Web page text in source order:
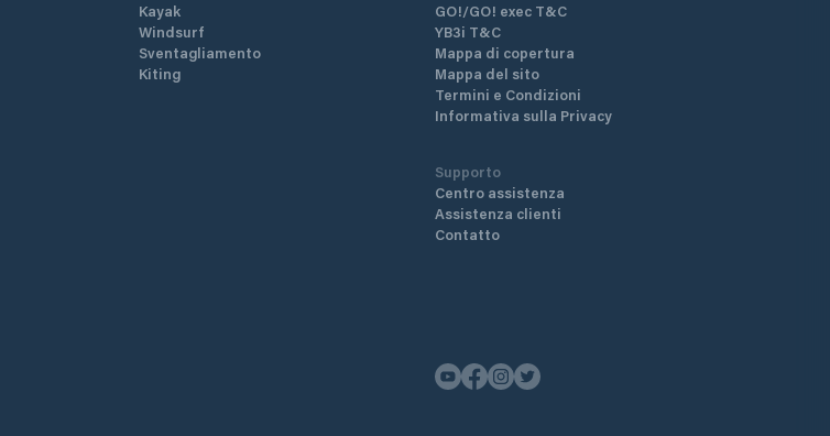
Kayak
Windsurf
Sventagliamento
Kiting
GO!/GO! exec T&C
YB3i T&C
Mappa di copertura
Mappa del sito
Termini e Condizioni
Informativa sulla Privacy
Supporto
Centro assistenza
Assistenza clienti
Contatto